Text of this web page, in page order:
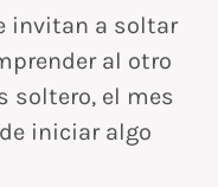
invitan a soltar
al otro
soltero, el mes
iniciar algo